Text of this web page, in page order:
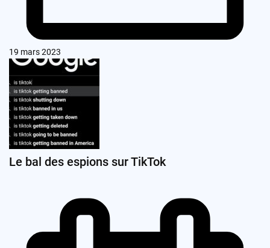
19 mars 2023
Le bal des espions sur TikTok